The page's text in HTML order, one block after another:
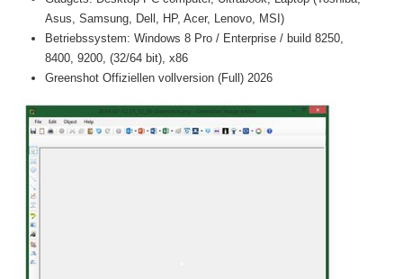
Asus, Samsung, Dell, HP, Acer, Lenovo, MSI)
Betriebssystem: Windows 8 Pro / Enterprise / build 8250,
8400, 9200, (32/64 bit), x86
Greenshot Offiziellen vollversion (Full) 2026